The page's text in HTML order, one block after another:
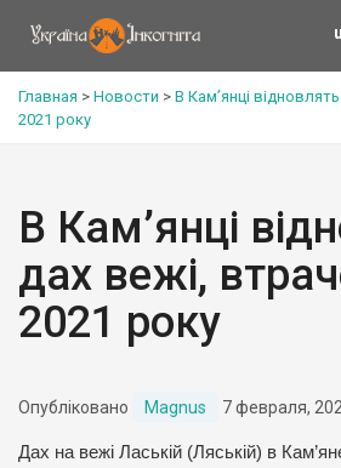
Главная > Новости > В Кам’янці
2021 року
В Кам’янці
дах вежі,
2021 року
Опубліковано Magnus 7 февраля,
Дах на вежі Лаській (Ляській) в